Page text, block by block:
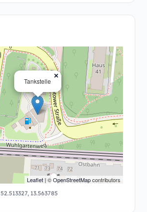
Tankstelle
×
Leaflet| ©OpenStreetMapcontributors
52.513327, 13.563785